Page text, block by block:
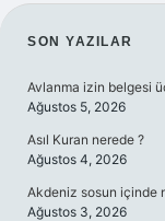
SON YAZILAR
Avlanma izin belgesi
Ağustos 5, 2026
Asıl Kuran nerede ?
Ağustos 4, 2026
Akdeniz sosun içinde
Ağustos 3, 2026